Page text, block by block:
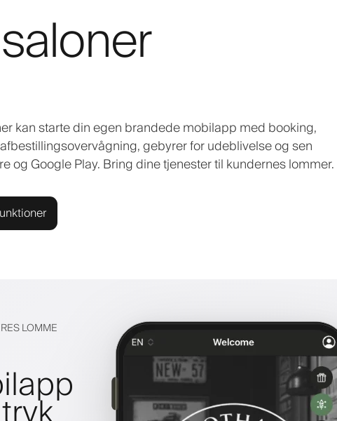
kan starte din egen brandede mobilapp med booking,
gebyrer for udeblivelse og sen
og Google Play. Bring dine tjenester til kundernes lommer.
LOMME